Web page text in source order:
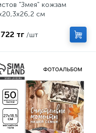
"Змея" кожзам
см
тг /шт